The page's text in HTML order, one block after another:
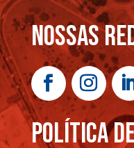
nossas
POLÍTICA